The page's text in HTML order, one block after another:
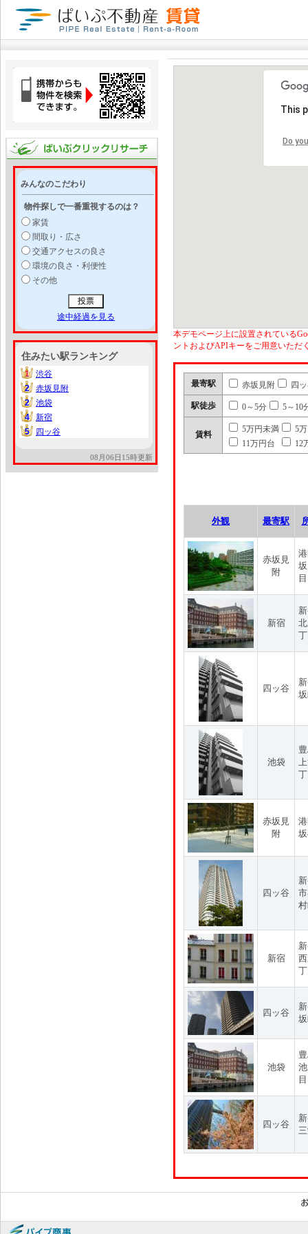
みんなのこだわり
物件探しで一番重視するのは？
家賃
間取り・広さ
交通アクセスの良さ
環境の良さ・利便性
その他
途中経過を見る
住みたい駅ランキング
1
1
渋谷
2
2
赤坂見附
2
2
池袋
4
4
新宿
5
5 四ッ谷
08月06日15時更新
This
Do
本デモページ上に設置されている
ントおよびAPIキーをご用意いただ
最寄駅 赤坂見附 四
駅徒歩 0～5分 5～10
賃料
5万円未満
5
11万円台
12
外観 最寄駅
赤坂見
附
目
新宿
四ッ谷
池袋
赤坂見
附
四ッ谷
新宿
四ッ谷
池袋
四ッ谷